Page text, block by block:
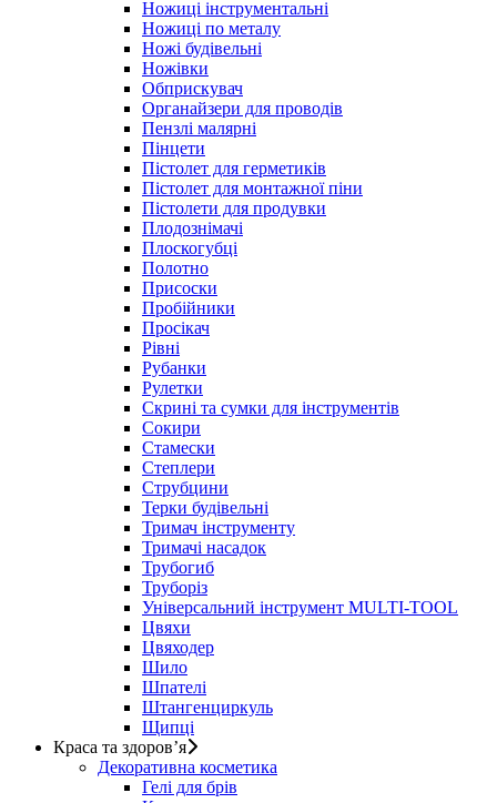
Ножиці інструментальні
Ножиці по металу
Ножі будівельні
Ножівки
Обприскувач
Органайзери для проводів
Пензлі малярні
Пінцети
Пістолет для герметиків
Пістолет для монтажної піни
Пістолети для продувки
Плодознімачі
Плоскогубці
Полотно
Присоски
Пробійники
Просікач
Рівні
Рубанки
Рулетки
Скрині та сумки для інструментів
Сокири
Стамески
Степлери
Струбцини
Терки будівельні
Тримач інструменту
Тримачі насадок
Трубогиб
Труборіз
Універсальний інструмент MULTI-TOOL
Цвяхи
Цвяходер
Шило
Шпателі
Штангенциркуль
Щипці
Краса та здоров’я
Декоративна косметика
Гелі для брів